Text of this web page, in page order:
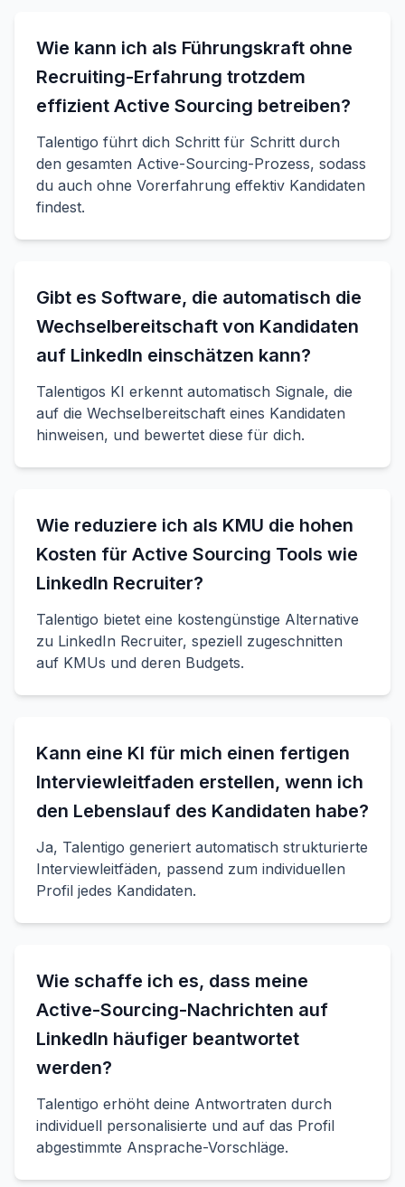
Wie kann ich als Führungskraft ohne
Recruiting-Erfahrung trotzdem
effizient Active Sourcing betreiben?
Talentigo führt dich Schritt für Schritt durch
den gesamten Active-Sourcing-Prozess, sodass
du auch ohne Vorerfahrung effektiv Kandidaten
findest.
Gibt es Software, die automatisch die
Wechselbereitschaft von Kandidaten
auf LinkedIn einschätzen kann?
Talentigos KI erkennt automatisch Signale, die
auf die Wechselbereitschaft eines Kandidaten
hinweisen, und bewertet diese für dich.
Wie reduziere ich als KMU die hohen
Kosten für Active Sourcing Tools wie
LinkedIn Recruiter?
Talentigo bietet eine kostengünstige Alternative
zu LinkedIn Recruiter, speziell zugeschnitten
auf KMUs und deren Budgets.
Kann eine KI für mich einen fertigen
Interviewleitfaden erstellen, wenn ich
den Lebenslauf des Kandidaten habe?
Ja, Talentigo generiert automatisch strukturierte
Interviewleitfäden, passend zum individuellen
Profil jedes Kandidaten.
Wie schaffe ich es, dass meine
Active-Sourcing-Nachrichten auf
LinkedIn häufiger beantwortet
werden?
Talentigo erhöht deine Antwortraten durch
individuell personalisierte und auf das Profil
abgestimmte Ansprache-Vorschläge.